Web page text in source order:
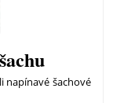
napínavé šachové